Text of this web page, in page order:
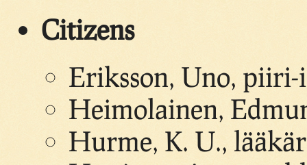
Citizens
Eriksson, Uno,
Heimolainen,
Hurme, K. U.,